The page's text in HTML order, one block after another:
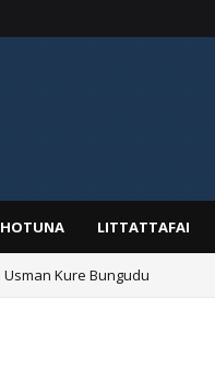
HOTUNA LITTATTAFAI
Kure Bungudu